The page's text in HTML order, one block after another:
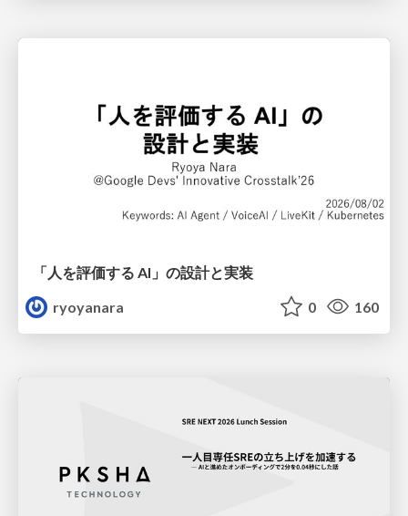
「人を評価する AI」の 設計と実装
ryoyanara
0 160